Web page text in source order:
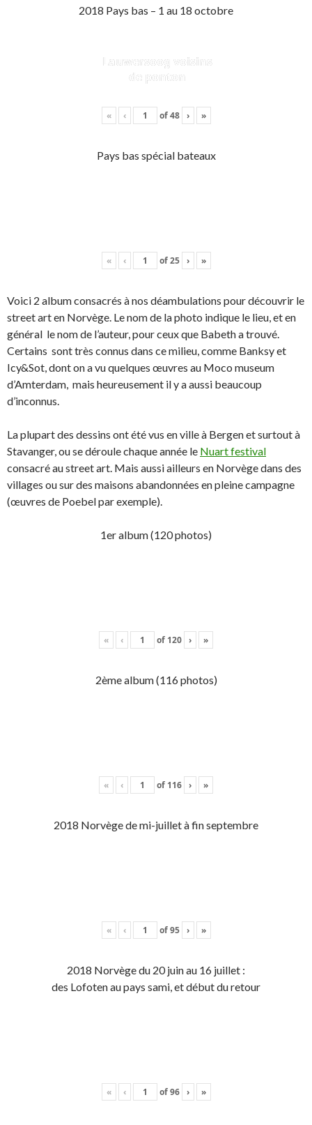
2018 Pays bas – 1 au 18 octobre
Lauwersoog voisins
de ponton
« ‹ of48 › »
Pays bas spécial bateaux
« ‹ of25 › »
Voici 2 album consacrés à nos déambulations pour découvrir le
street art en Norvège. Le nom de la photo indique le lieu, et en
général le nom de l’auteur, pour ceux que Babeth a trouvé.
Certains sont très connus dans ce milieu, comme Banksy et
Icy&Sot, dont on a vu quelques œuvres au Moco museum
d’Amterdam, mais heureusement il y a aussi beaucoup
d’inconnus.
La plupart des dessins ont été vus en ville à Bergen et surtout à
Stavanger, ou se déroule chaque année le Nuart festival
consacré au street art. Mais aussi ailleurs en Norvège dans des
villages ou sur des maisons abandonnées en pleine campagne
(œuvres de Poebel par exemple).
1er album (120 photos)
« ‹ of 120 › »
2ème album (116 photos)
« ‹ of 116 › »
2018 Norvège de mi-juillet à fin septembre
« ‹ of95 › »
2018 Norvège du 20 juin au 16 juillet :
des Lofoten au pays sami, et début du retour
« ‹ of96 › »